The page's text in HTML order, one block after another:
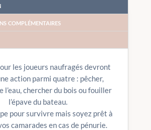
complémentaires
les joueurs naufragés devront
action parmi quatre : pêcher,
l’eau, chercher du bois ou fouiller
l’épave du bateau.
pour survivre mais soyez prêt à
camarades en cas de pénurie.